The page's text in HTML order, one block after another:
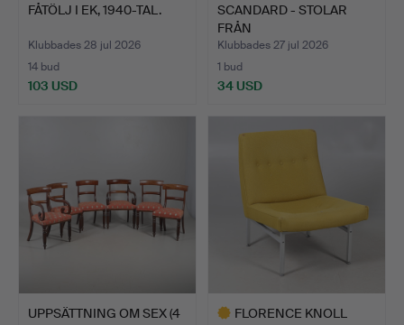
FÅTÖLJ I EK, 1940-TAL.
Klubbades 28 jul 2026
14 bud
103 USD
SCANDARD - STOLAR
FRÅN
MÖBELFORMGIVNINGEN
S…
Klubbades 27 jul 2026
1 bud
34 USD
UPPSÄTTNING OM SEX (4
FLORENCE KNOLL